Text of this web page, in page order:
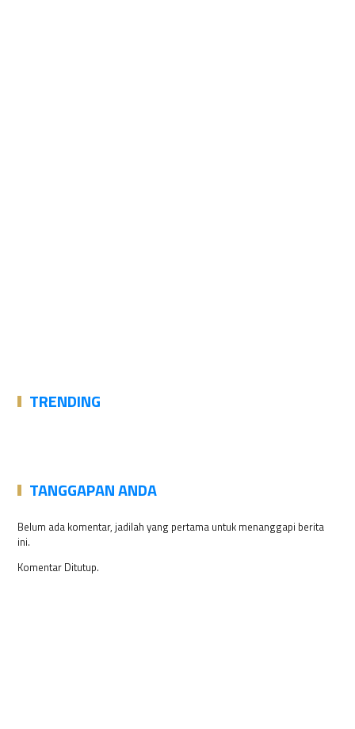
TRENDING
TANGGAPAN ANDA
Belum ada komentar, jadilah yang pertama untuk menanggapi berita
ini.
Komentar Ditutup.